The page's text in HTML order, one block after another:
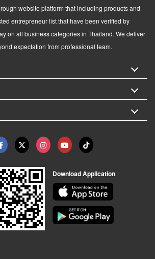
website platform that including products and
entrepreneur list that have been verified by
on all business categories in Thailand. We deliver
expectation from professional team.
Download Application